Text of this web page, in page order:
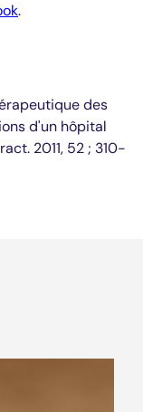
.
des
d'un hôpital
2011, 52 ; 310-